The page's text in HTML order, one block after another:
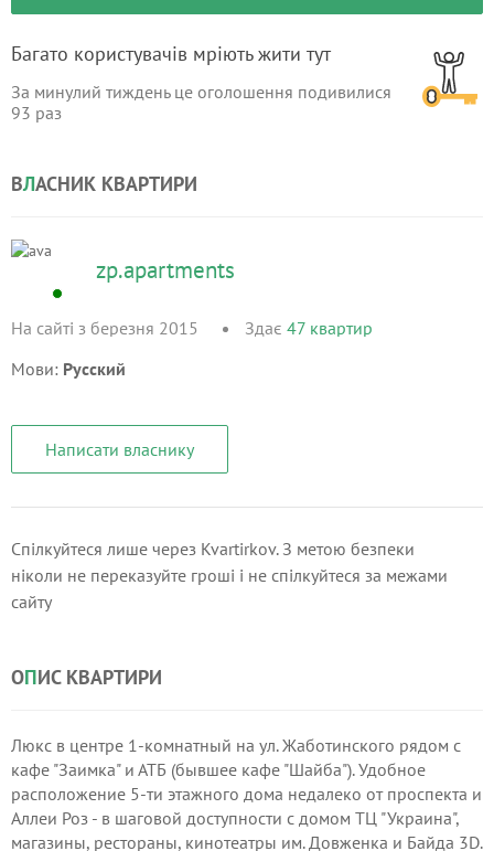
Багато користувачів мріють жити тут
За минулий тиждень це оголошення подивилися
93 раз
ВЛАСНИК КВАРТИРИ
zp.apartments
На сайті з березня 2015 Здає 47 квартир
Мови: Русский
Написати власнику
Спілкуйтеся лише через Kvartirkov. З метою безпеки
ніколи не переказуйте гроші і не спілкуйтеся за межами
сайту
ОПИС КВАРТИРИ
Люкс в центре 1-комнатный на ул. Жаботинского рядом с
кафе "Заимка" и АТБ (бывшее кафе "Шайба"). Удобное
расположение 5-ти этажного дома недалеко от проспекта и
Аллеи Роз - в шаговой доступности с домом ТЦ "Украина",
магазины, рестораны, кинотеатры им. Довженка и Байда 3D.